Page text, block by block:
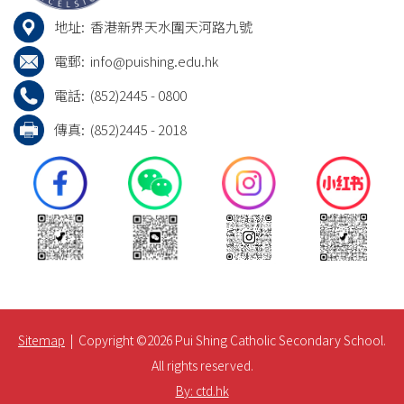
地址: 香港新界天水圍天河路九號
電郵: info@puishing.edu.hk
電話: (852)2445 - 0800
傳真: (852)2445 - 2018
Sitemap | Copyright ©2026 Pui Shing Catholic Secondary School.
All rights reserved.
By: ctd.hk